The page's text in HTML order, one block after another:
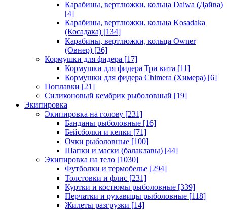
Карабины, вертлюжки, кольца Daiwa (Дайва)
[4]
Карабины, вертлюжки, кольца Kosadaka
(Косадака) [134]
Карабины, вертлюжки, кольца Owner
(Овнер) [36]
Кормушки для фидера [17]
Кормушки для фидера Три кита [11]
Кормушки для фидера Chimera (Химера) [6]
Поплавки [21]
Силиконовый кембрик рыболовный [19]
Экипировка
Экипировка на голову [231]
Банданы рыболовные [16]
Бейсболки и кепки [71]
Очки рыболовные [100]
Шапки и маски (балаклавы) [44]
Экипировка на тело [1030]
Футболки и термобелье [294]
Толстовки и флис [231]
Куртки и костюмы рыболовные [339]
Перчатки и рукавицы рыболовные [118]
Жилеты разгрузки [14]